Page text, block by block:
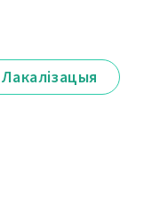
Лакалізацыя